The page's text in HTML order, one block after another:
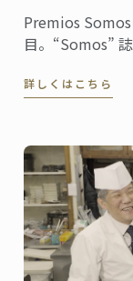
Premios
目。“Somos”
ラン、および関
詳しくはこちら